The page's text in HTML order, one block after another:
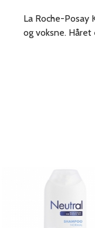
La Roche-
og voksne.